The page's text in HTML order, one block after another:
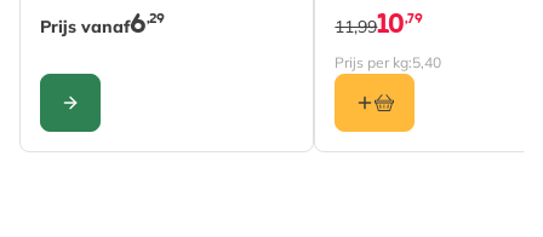
Prijs vanaf6,29
CONFIGURE
10,79
11,99
Prijs per kg:5,40